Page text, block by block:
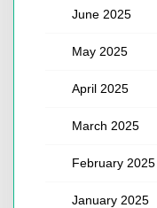
June 2025
May 2025
April 2025
March 2025
February 2025
January 2025